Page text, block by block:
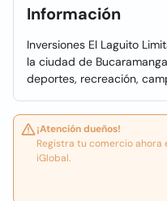
Información
Inversiones El Laguito
la ciudad de
deportes, recreación,
¡Atención dueños!
Registra tu comercio
iGlobal.